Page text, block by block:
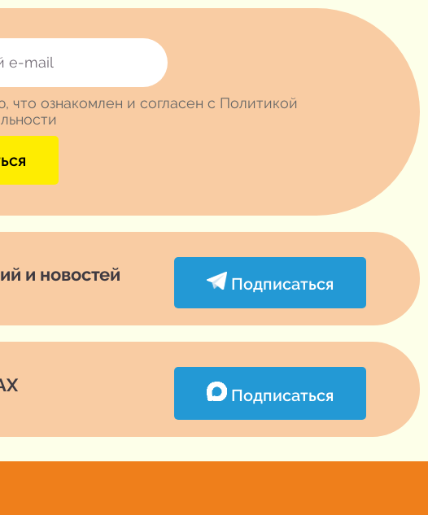
что ознакомлен и согласен с Политикой
и новостей Подписаться
Подписаться